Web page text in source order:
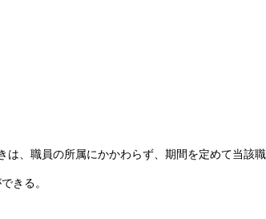
、職員の所属にかかわらず、期間を定めて当該
きる。